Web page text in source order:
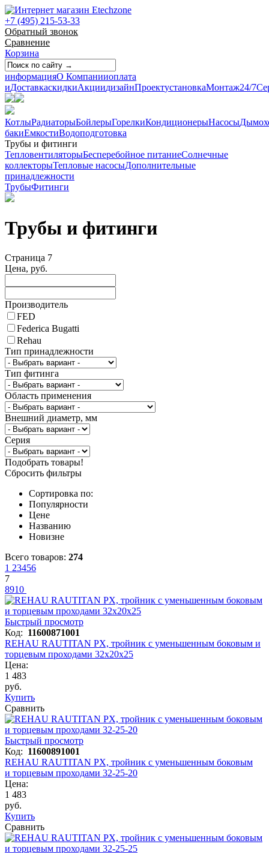
+7 (495) 215-53-33
Обратный звонок
Сравнение
Корзина
информацияО Компанииоплата
иДоставкаскидкиАкциидизайнПроектустановкаМонтаж24/7
КотлыРадиаторыБойлерыГорелкиКондиционерыНасосы
бакиЕмкостиВодоподготовка
Трубы и фитинги
ТепловентиляторыБесперебойное питаниеСолнечные
коллекторыТепловые насосыДополнительные
принадлежности
ТрубыФитинги
Трубы и фитинги
Страница 7
Цена, руб.
Производитель
FED
Federica Bugatti
Rehau
Тип принадлежности
Тип фитинга
Область применения
Внешний диаметр, мм
Серия
Подобрать товары!
Сбросить фильтры
Сортировка по:
Популярности
Цене
Названию
Новизне
Всего товаров: 274
1 23456
7
8910
Быстрый просмотр
Код: 11600871001
REHAU RAUTITAN PX, тройник с уменьшенным боковым и
торцевым проходами 32х20х25
Цена:
1 483
руб.
Купить
Сравнить
Быстрый просмотр
Код: 11600891001
REHAU RAUTITAN PX, тройник с уменьшенным боковым
и торцевым проходами 32-25-20
Цена:
1 483
руб.
Купить
Сравнить